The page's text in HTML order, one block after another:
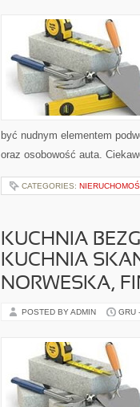
być nudnym elementem
oraz osobowość auta.
CATEGORIES:
KUCHNIA
KUCHNIA
NORWESKA,
POSTED BY ADMIN GRU